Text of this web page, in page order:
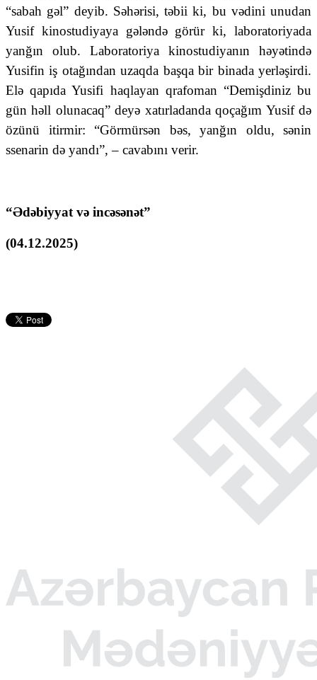
“sabah gəl” deyib. Səhərisi, təbii ki, bu vədini unudan
Yusif kinostudiyaya gələndə görür ki, laboratoriyada
yanğın olub. Laboratoriya kinostudiyanın həyətində
Yusifin iş otağından uzaqda başqa bir binada yerləşirdi.
Elə qapıda Yusifi haqlayan qrafoman “Demişdiniz bu
gün həll olunacaq” deyə xatırladanda qoçağım Yusif də
özünü itirmir: “Görmürsən bəs, yanğın oldu, sənin
ssenarin də yandı”, – cavabını verir.
“Ədəbiyyat və incəsənət”
(04.12.2025)